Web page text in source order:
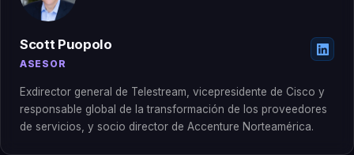
Scott Puopolo
ASESOR
Exdirector general de Telestream, vicepresidente de Cisco y
responsable global de la transformación de los proveedores
de servicios, y socio director de Accenture Norteamérica.